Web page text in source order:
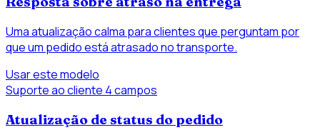
Uma atualização calma para clientes que perguntam por
que um pedido está atrasado no transporte.
Usar este modelo
Suporte ao cliente 4 campos
Atualização de status do pedido